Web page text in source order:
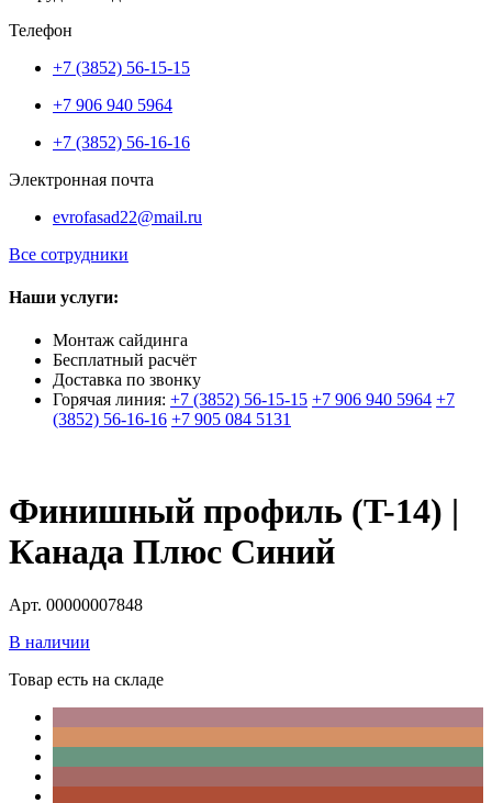
Телефон
+7 (3852) 56-15-15
+7 906 940 5964
+7 (3852) 56-16-16
Электронная почта
evrofasad22@mail.ru
Все сотрудники
Наши услуги:
Монтаж сайдинга
Бесплатный расчёт
Доставка по звонку
Горячая линия: +7 (3852) 56-15-15 +7 906 940 5964 +7
(3852) 56-16-16 +7 905 084 5131
Финишный профиль (T-14) |
Канада Плюс Синий
Арт. 00000007848
В наличии
Товар есть на складе